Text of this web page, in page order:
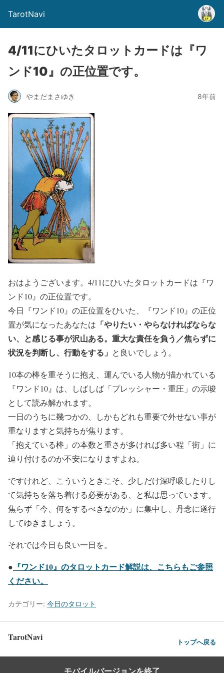
TarotNavi
4/11にひいたタロットカードは『ワ
ンド10』の正位置です。
やまだまさゆき 8年前
おはようございます。4/11にひいたタロットカードは『ワ
ンド10』の正位置です。
今日『ワンド10』の正位置をひいた、『ワンド10』の正位
置が気になったあなたは 「やりたい・やらなければならな
い、と感じる事が沢山ある。重大な責任を負う／焦らずに
状況を判断し、行動をする」 と良いでしょう。
10本の棒を重そうに抱え、運んでいる人物が描かれている
『ワンド10』は、しばしば「プレッシャー・重圧」の示唆
として読み解かれます。
一日のうちに幾つかの、しかもどれも重要で外せない事が
重なりますと気持ちが焦ります。
「抱えている棒」の本数と重さが多ければ多い程「街」に
辿り付けるのか不安になりますよね。
ですけれど、こういうときこそ、少しだけ深呼吸したりし
て気持ちを落ち着ける必要がある、と私は思っています。
焦らず「今、何をするべきなのか」に集中し、丹念に遂行
してゆきましょう。
それでは今日も良い一日を。
● 『ワンド10』のタロットカード解説は、こちらもご参照
ください。
カテゴリー: 今日のタロット
TarotNavi トップへ戻る
モバイルバージョンを終了